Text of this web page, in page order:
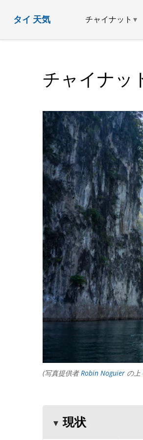
タイ 天気 チャイナット
チャイナッ
(写真提供者Robin Noguier の上
現状